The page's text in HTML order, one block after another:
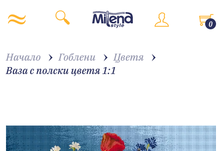
0
Начало Гоблени
Цветя
Ваза с полски цветя 1:1